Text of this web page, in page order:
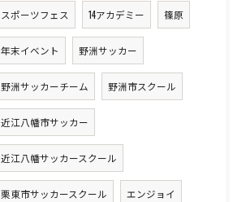
スポーツフェス 14アカデミー 篠原
年末イベント 野洲サッカー
野洲サッカーチーム 野洲市スクール
近江八幡市サッカー
近江八幡サッカースクール
栗東市サッカースクール エンジョイ